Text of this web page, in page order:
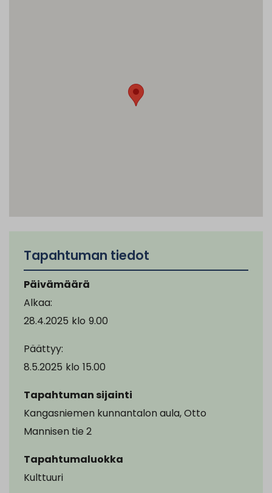
Tapahtuman tiedot
Päivämäärä
Alkaa:
28.4.2025 klo 9.00
Päättyy:
8.5.2025 klo 15.00
Tapahtuman sijainti
Kangasniemen kunnantalon aula, Otto
Mannisen tie 2
Tapahtumaluokka
Kulttuuri